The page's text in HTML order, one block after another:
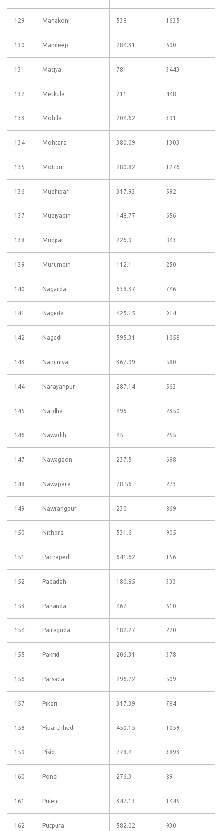
129 Manakoni 538 1635
130 Mandeep 284.31 690
131 Matiya 781 3443
132 Metkula 211 448
133 Mohda 204.62 391
134 Mohtara 380.09 1303
135 Motipur 280.82 1276
136 Mudhipar 317.93 592
137 Mudiyadih 148.77 656
138 Mudpar 226.9 843
139 Murumdih 112.1 250
140 Nagarda 638.37 746
141 Nageda 425.15 914
142 Nagedi 595.31 1058
143 Nandniya 367.99 580
144 Narayanpur 287.14 563
145 Nardha 496 2350
146 Nawadih 45 255
147 Nawagaon 237.5 688
148 Nawapara 78.56 273
149 Nawrangpur 230 869
150 Nithora 531.6 905
151 Pachapedi 641.62 156
152 Padadah 180.85 333
153 Pahanda 462 610
154 Pairaguda 182.27 220
155 Pakrid 206.31 378
156 Parsada 296.72 509
157 Pikari 317.39 784
158 Piparchhedi 450.15 1059
159 Pisid 778.4 3893
160 Pondi 276.3 89
161 Puleni 347.13 1445
162 Putpura 582.02 930